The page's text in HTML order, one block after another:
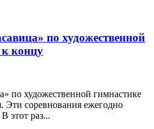
по художественной
концу
по художественной гимнастике
Эти соревнования ежегодно
этот раз...